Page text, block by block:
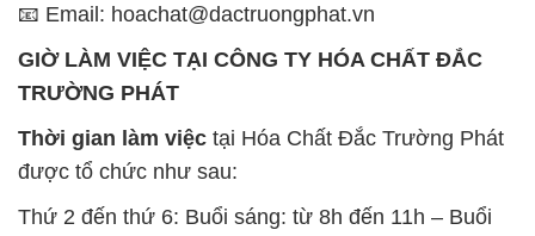
📧 Email: hoachat@dactruongphat.vn
GIỜ LÀM VIỆC TẠI CÔNG TY HÓA CHẤT ĐẮC
TRƯỜNG PHÁT
Thời gian làm việc tại Hóa Chất Đắc Trường Phát
được tổ chức như sau:
Thứ 2 đến thứ 6: Buổi sáng: từ 8h đến 11h – Buổi